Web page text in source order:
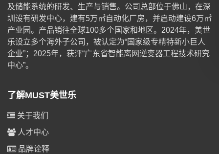
及储能系统的研发、生产与销售。公司总部位于佛山，在深
圳设有研发中心，建有5万㎡自动化厂房，并启动建设6万㎡
产业园。产品销往全球100多个国家和地区。2024年，美世
乐设立多个海外子公司，被认定为“国家级专精特新小巨人
企业”；2025年，获评“广东省智能离网逆变器工程技术研究
中心”。
了解MUST美世乐
关于我们
人才中心
品牌诠释